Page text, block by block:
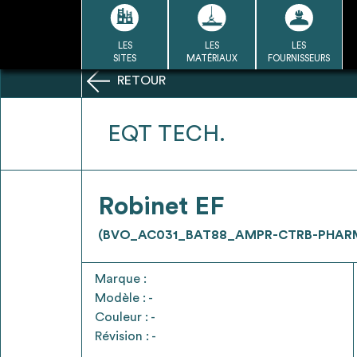
LES
SITES
LES
MATÉRIAUX
LES
FOURNISSEURS
LA DÉMARCHE
LA BASE
DU RÉEMPLOI
Refair mode d'emploi
Se connecter / Se créer un
Une fois
RETOUR
EQT TECH.
Robinet EF
(BVO_AC031_BAT88_AMPR-CTRB-
Marque :
Modèle : -
Couleur : -
Révision : -